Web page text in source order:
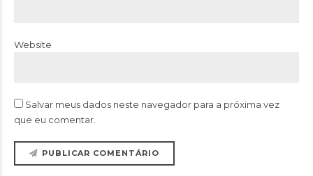
Website
Salvar meus dados neste navegador para a próxima vez
que eu comentar.
PUBLICAR COMENTÁRIO